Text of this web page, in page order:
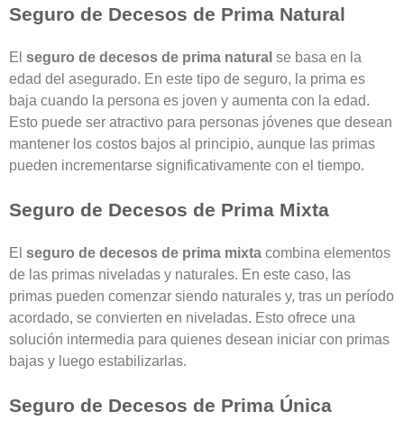
Seguro de Decesos de Prima Natural
El seguro de decesos de prima natural se basa en la
edad del asegurado. En este tipo de seguro, la prima es
baja cuando la persona es joven y aumenta con la edad.
Esto puede ser atractivo para personas jóvenes que desean
mantener los costos bajos al principio, aunque las primas
pueden incrementarse significativamente con el tiempo.
Seguro de Decesos de Prima Mixta
El seguro de decesos de prima mixta combina elementos
de las primas niveladas y naturales. En este caso, las
primas pueden comenzar siendo naturales y, tras un período
acordado, se convierten en niveladas. Esto ofrece una
solución intermedia para quienes desean iniciar con primas
bajas y luego estabilizarlas.
Seguro de Decesos de Prima Única